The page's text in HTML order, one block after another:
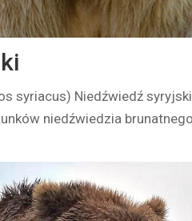
syriacus) Niedźwiedź
niedźwiedzia